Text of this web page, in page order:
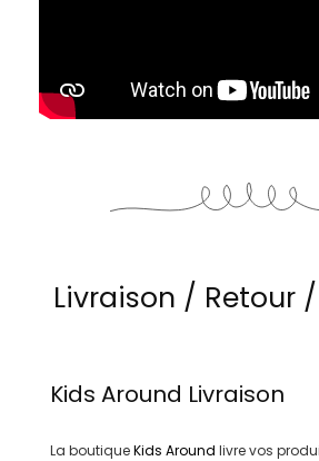
Livraison / Retour
Kids Around Livraison
La boutiqueKids Around livre vos